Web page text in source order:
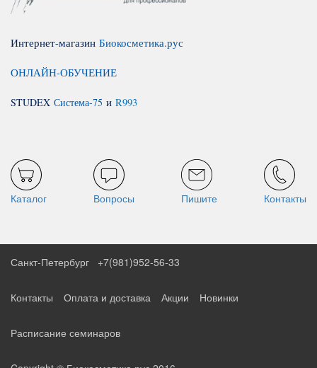
Интернет-магазин Биокосметика.рус
ОНЛАЙН-ОБУЧЕНИЕ
STUDEX Система-75 и R993
Каталог Вопросы Пишите Контакты
Санкт-Петербург +7(981)952-56-33
Контакты Оплата и доставка Акции Новинки
Расписание семинаров